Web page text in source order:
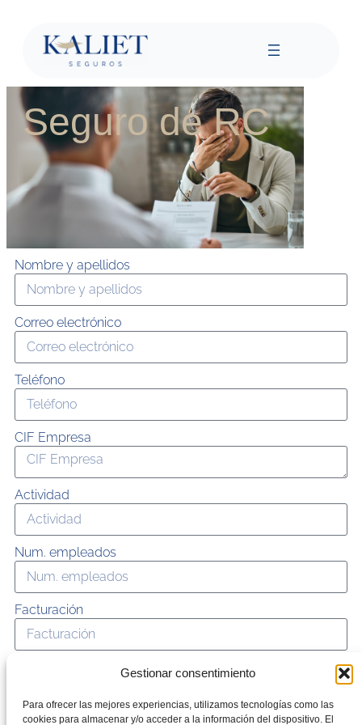
Gestionar consentimiento
Para ofrecer las mejores experiencias, utilizamos tecnologías como las
cookies para almacenar y/o acceder a la información del dispositivo. El
Seguro de RC
Nombre y apellidos
Correo electrónico
Teléfono
CIF Empresa
Actividad
Num. empleados
Facturación
política de privacidad.
Enviar